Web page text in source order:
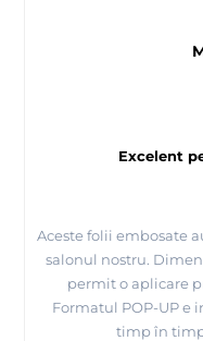
Excelent
Aceste folii embosate
salonul nostru.
permit o aplicare
Formatul POP-UP e
timp în